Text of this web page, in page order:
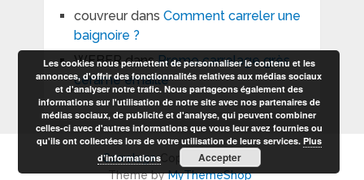
couvreurdans Comment carreler une
baignoire ?
WEBERdansPromo carrelage grès
cérame émaillé
CarrelageCopyright © 2026.
Theme byMyThemeShop
Les cookies nous permettent de personnaliser le contenu et les
annonces, d'offrir des fonctionnalités relatives aux médias sociaux
et d'analyser notre trafic. Nous partageons également des
informations sur l'utilisation de notre site avec nos partenaires de
médias sociaux, de publicité et d'analyse, qui peuvent combiner
celles-ci avec d'autres informations que vous leur avez fournies ou
qu'ils ont collectées lors de votre utilisation de leurs services. Plus
d’informations
Accepter